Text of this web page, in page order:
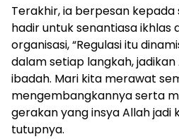
Terakhir, ia berpesan kepada
hadir untuk senantiasa ikhlas
organisasi, “Regulasi itu
dalam setiap langkah, jadikan
ibadah. Mari kita merawat
mengembangkannya serta
gerakan yang insya Allah jadi
tutupnya.